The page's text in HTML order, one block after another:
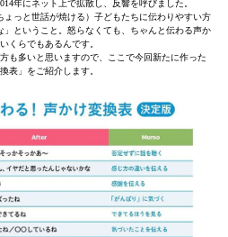
年にネット上で拡散し、反響を呼びました。
っと世話が焼ける）子どもたちに伝わりやすい方
ということ。怒らなくても、ちゃんと伝わる声か
くらでもあるんです。
も多いと思いますので、ここで今回新たに作った
表」をご紹介します。